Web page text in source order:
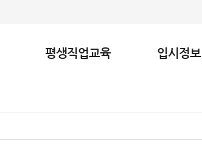
평생직업교육 입시정보